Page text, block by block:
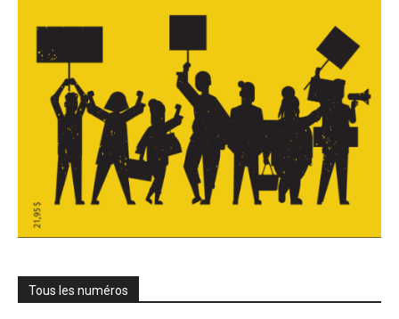
Tous les numéros